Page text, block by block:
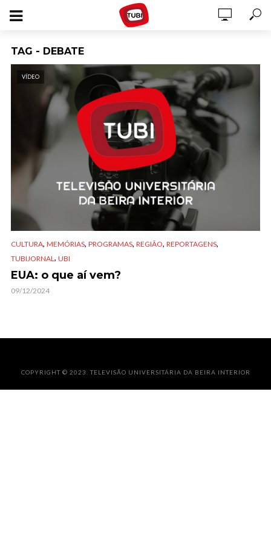
TAG - DEBATE
VÍDEO
CULTURA, MEMÓRIAS, PROGRAMAS, REGIÃO, REPORTAGENS,
TUBIJORNAL , UBI
EUA: o que aí vem?
09/12/2024
COPYRIGHT © 2023. TELEVISÃO UNIVERSITÁRIA DA BEIRA INTERIOR